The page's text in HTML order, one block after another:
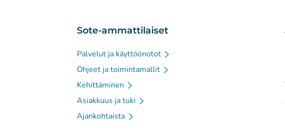
Sote-ammattilaiset
Palvelut ja käyttöönotot
Ohjeet ja toimintamallit
Kehittäminen
Asiakkuus ja tuki
Ajankohtaista